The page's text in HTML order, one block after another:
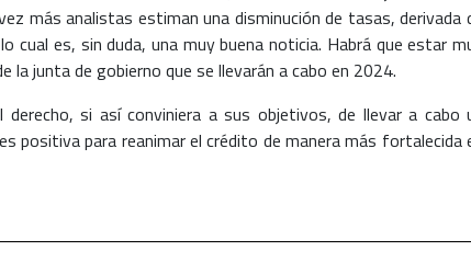
más analistas estiman una disminución de tasas, derivada
cual es, sin duda, una muy buena noticia. Habrá que estar
junta de gobierno que se llevarán a cabo en 2024.
si así conviniera a sus objetivos, de llevar a cabo
positiva para reanimar el crédito de manera más fortalecida